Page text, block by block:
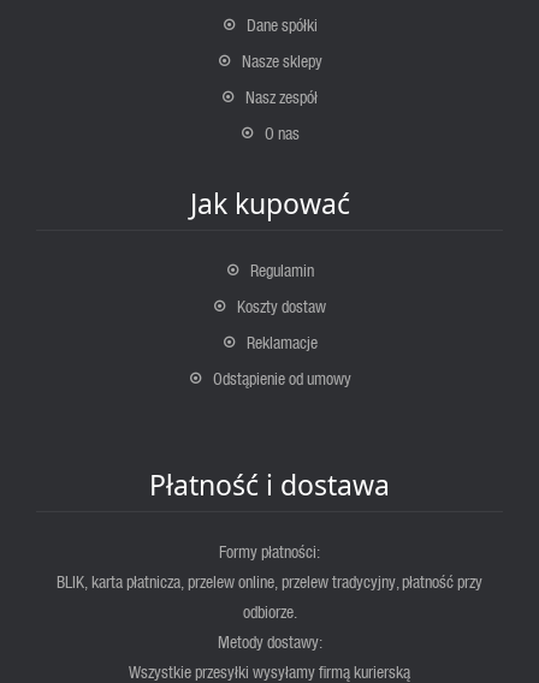
Dane spółki
Nasze sklepy
Nasz zespół
O nas
Jak kupować
Regulamin
Koszty dostaw
Reklamacje
Odstąpienie od umowy
Płatność i dostawa
Formy płatności:
BLIK, karta płatnicza, przelew online, przelew tradycyjny, płatność przy
odbiorze.
Metody dostawy:
Wszystkie przesyłki wysyłamy firmą kurierską